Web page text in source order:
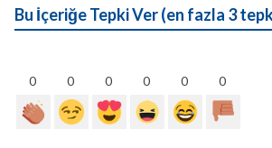
Bu İçeriğe Tepki Ver (en fazla 3
0 0 0 0 0 0